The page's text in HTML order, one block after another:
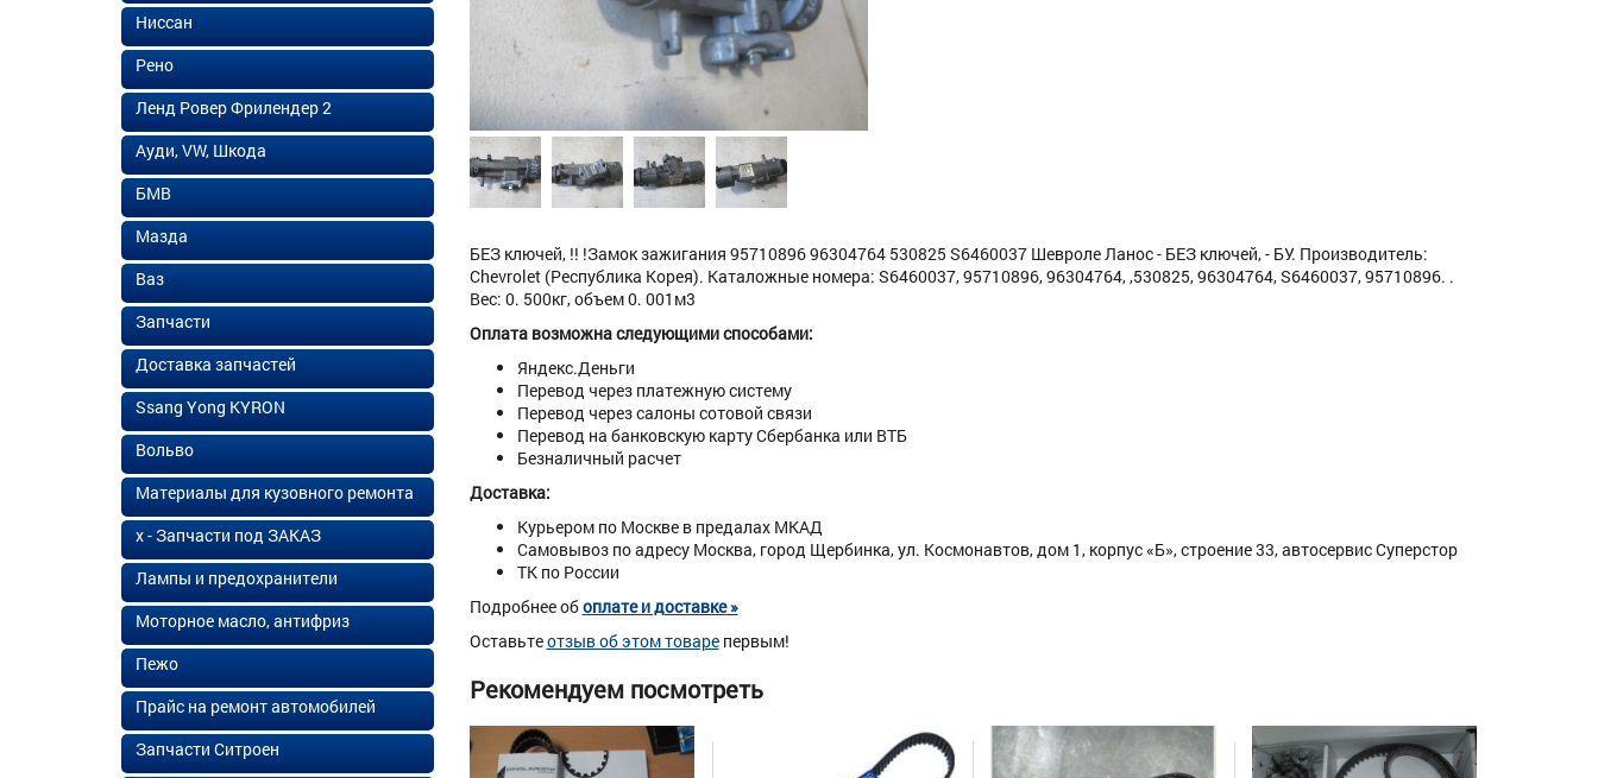
БЕЗ ключей, !! !Замок зажигания 95710896 96304764 530825 S6460037 Шевроле Ланос - БЕЗ ключей, - БУ. Производитель:
Chevrolet (Республика Корея). Каталожные номера: S6460037, 95710896, 96304764, ,530825, 96304764, S6460037, 95710896. .
Вес: 0. 500кг, объем 0. 001м3
Оплата возможна следующими способами:
Яндекс.Деньги
Перевод через платежную систему
Перевод через салоны сотовой связи
Перевод на банковскую карту Сбербанка или ВТБ
Безналичный расчет
Доставка:
Курьером по Москве в предалах МКАД
Самовывоз по адресу Москва, город Щербинка, ул. Космонавтов, дом 1, корпус «Б», строение 33, автосервис Суперстор
ТК по России
Подробнее обоплате и доставке »
Оставьтеотзыв об этом товарепервым!
Рекомендуем посмотреть
Ниссан
Рено
Ленд Ровер Фрилендер 2
Ауди, VW, Шкода
БМВ
Мазда
Ваз
Запчасти
Доставка запчастей
Ssang Yong KYRON
Вольво
Материалы для кузовного ремонта
х - Запчасти под ЗАКАЗ
Лампы и предохранители
Моторное масло, антифриз
Пежо
Прайс на ремонт автомобилей
Запчасти Ситроен